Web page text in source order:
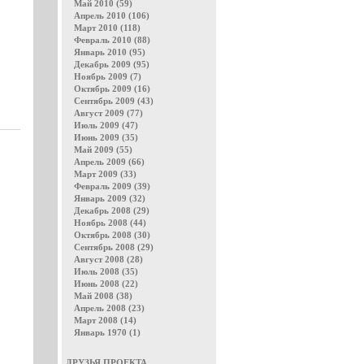
Май 2010 (59)
Апрель 2010 (106)
Март 2010 (118)
Февраль 2010 (88)
Январь 2010 (95)
Декабрь 2009 (95)
Ноябрь 2009 (7)
Октябрь 2009 (16)
Сентябрь 2009 (43)
Август 2009 (77)
Июль 2009 (47)
Июнь 2009 (35)
Май 2009 (55)
Апрель 2009 (66)
Март 2009 (33)
Февраль 2009 (39)
Январь 2009 (32)
Декабрь 2008 (29)
Ноябрь 2008 (44)
Октябрь 2008 (30)
Сентябрь 2008 (29)
Август 2008 (28)
Июль 2008 (35)
Июнь 2008 (22)
Май 2008 (38)
Апрель 2008 (23)
Март 2008 (14)
Январь 1970 (1)